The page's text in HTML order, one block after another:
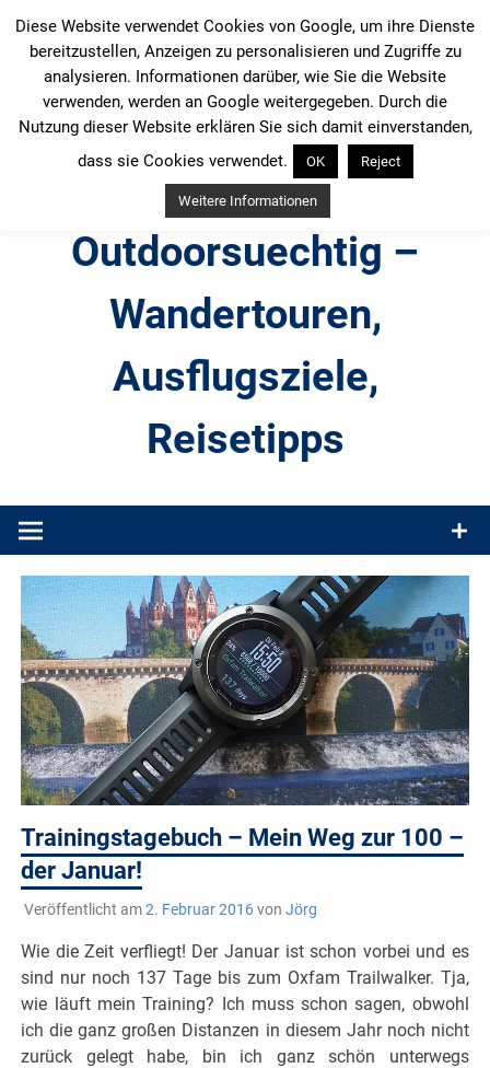
Inhalt
springen
Outdoorsuechtig –
Wandertouren,
Ausflugsziele,
Reisetipps
Produkttests und Buchrezensionen. Ein Blog für alle, die gern
Trainingstagebuch – Mein Weg zur 100 –
der Januar!
Veröffentlicht am2. Februar 2016von Jörg
Wie die Zeit verfliegt! Der Januar ist schon vorbei und es
sind nur noch 137 Tage bis zum Oxfam Trailwalker. Tja,
wie läuft mein Training? Ich muss schon sagen, obwohl
ich die ganz großen Distanzen in diesem Jahr noch nicht
zurück gelegt habe, bin ich ganz schön unterwegs
Diese Website verwendet Cookies von Google, um ihre Dienste
bereitzustellen, Anzeigen zu personalisieren und Zugriffe zu
analysieren. Informationen darüber, wie Sie die Website
verwenden, werden an Google weitergegeben. Durch die
Nutzung dieser Website erklären Sie sich damit einverstanden,
dass sie Cookies verwendet.
OK Reject
Weitere Informationen